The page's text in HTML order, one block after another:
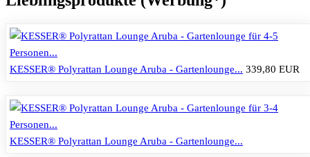
KESSER® Polyrattan Lounge Aruba - Gartenlounge... 339,80 EUR
KESSER® Polyrattan Lounge Aruba - Gartenlounge...